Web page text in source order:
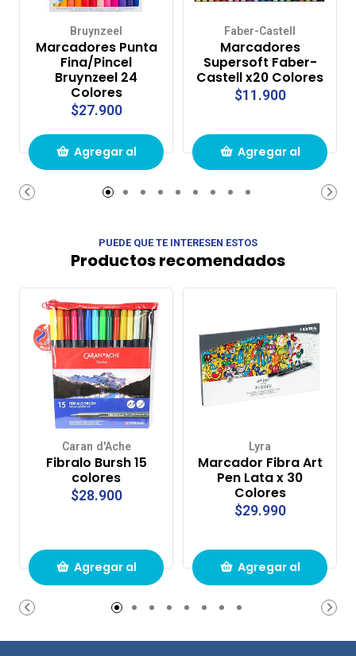
Bruynzeel
Marcadores Punta
Fina/Pincel
Bruynzeel 24
Colores
$27.900
Agregar al
carrito de
Faber-Castell
Marcadores
Supersoft Faber-
Castell x20 Colores
$11.900
Agregar al
carrito de
PUEDE QUE TE INTERESEN ESTOS
Productos recomendados
Caran d'Ache
Fibralo Bursh 15
colores
$28.900
Agregar al
carrito de
compras
Lyra
Marcador Fibra Art
Pen Lata x 30
Colores
$29.990
Agregar al
carrito de
compras